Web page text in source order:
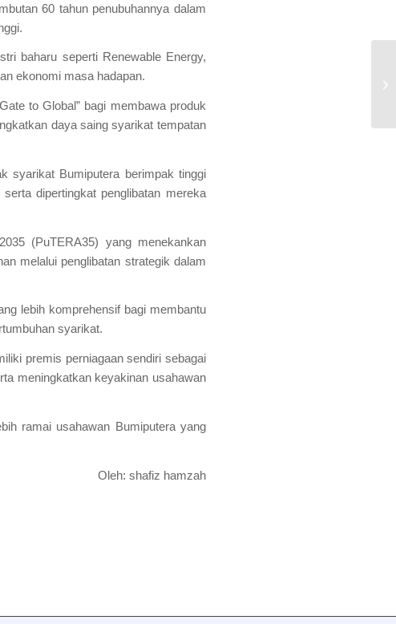
60 tahun penubuhannya dalam
baharu seperti Renewable Energy,
ekonomi masa hadapan.
to Global” bagi membawa produk
daya saing syarikat tempatan
syarikat Bumiputera berimpak tinggi
dipertingkat penglibatan mereka
(PuTERA35) yang menekankan
melalui penglibatan strategik dalam
lebih komprehensif bagi membantu
syarikat.
premis perniagaan sendiri sebagai
meningkatkan keyakinan usahawan
ramai usahawan Bumiputera yang
Oleh: shafiz hamzah